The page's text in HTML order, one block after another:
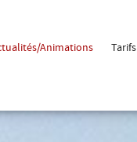
Animations Tarifs